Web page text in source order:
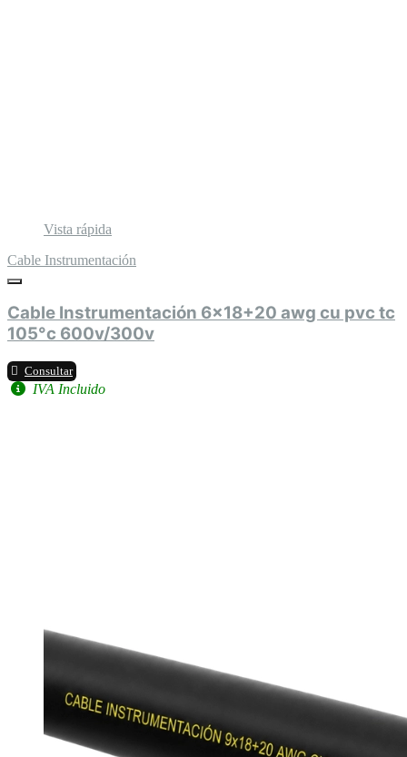
Vista rápida
Cable Instrumentación
Cable Instrumentación 6x18+20 awg cu pvc tc
105°c 600v/300v
Consultar
IVA Incluido